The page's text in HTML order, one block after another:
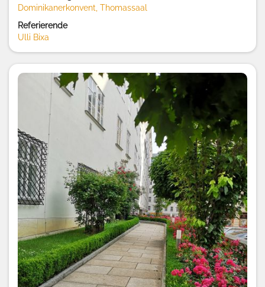
Dominikanerkonvent, Thomassaal
Referierende
Ulli Bixa